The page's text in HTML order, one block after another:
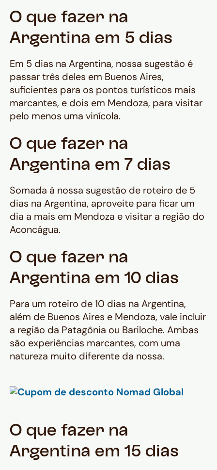
O que fazer na
Argentina em 5 dias
Em 5 dias na Argentina, nossa sugestão é
passar três deles em Buenos Aires,
suficientes para os pontos turísticos mais
marcantes, e dois em Mendoza, para visitar
pelo menos uma vinícola.
O que fazer na
Argentina em 7 dias
Somada à nossa sugestão de roteiro de 5
dias na Argentina, aproveite para ficar um
dia a mais em Mendoza e visitar a região do
Aconcágua.
O que fazer na
Argentina em 10 dias
Para um roteiro de 10 dias na Argentina,
além de Buenos Aires e Mendoza, vale incluir
a região da Patagônia ou Bariloche. Ambas
são experiências marcantes, com uma
natureza muito diferente da nossa.
O que fazer na
Argentina em 15 dias